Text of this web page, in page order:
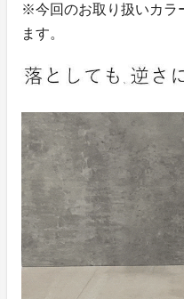
※今回のお取り扱いカラ
ます。